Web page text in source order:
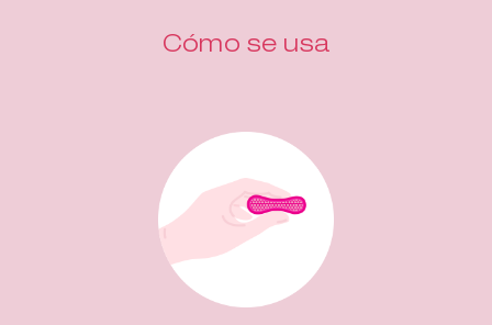
Cómo se usa